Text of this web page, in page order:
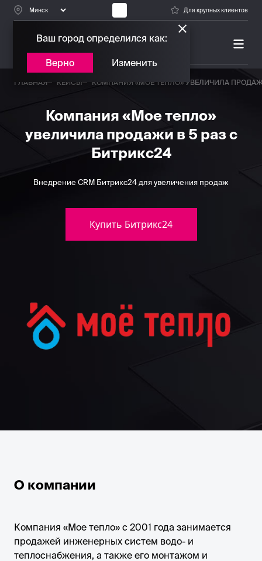
Для крупных клиентов
БИТРИКС24
ГЛАВНАЯ КЕЙСЫ КОМПАНИЯ «МОЕ ТЕПЛО» УВЕЛИЧИЛА
Компания «Мое тепло»
увеличила продажи в 5 раз c
Битрикс24
Внедрение CRM Битрикс24 для увеличения продаж
Купить Битрикс24
О компании
Компания «Мое тепло» с 2001 года занимается
продажей инженерных систем водо- и
теплоснабжения, а также его монтажом и
Ваш город определился как:
Верно Изменить